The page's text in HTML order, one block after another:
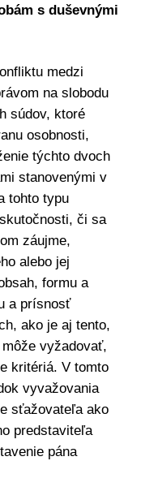
s duševnými
medzi
na slobodu
súdov, ktoré
osobnosti,
týchto dvoch
stanovenými v
tohto typu
či sa
záujme,
alebo jej
formu a
a prísnosť
ako je aj tento,
vyžadovať,
kritériá. V tomto
vyvažovania
sťažovateľa ako
predstaviteľa
pána